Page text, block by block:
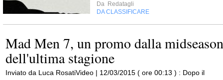
Da Redatagli
DA CLASSIFICARE
Mad Men 7, un promo dalla midseason
dell'ultima stagione
Inviato da Luca RosatiVideo | 12/03/2015 ( ore 00:13 ) : Dopo il